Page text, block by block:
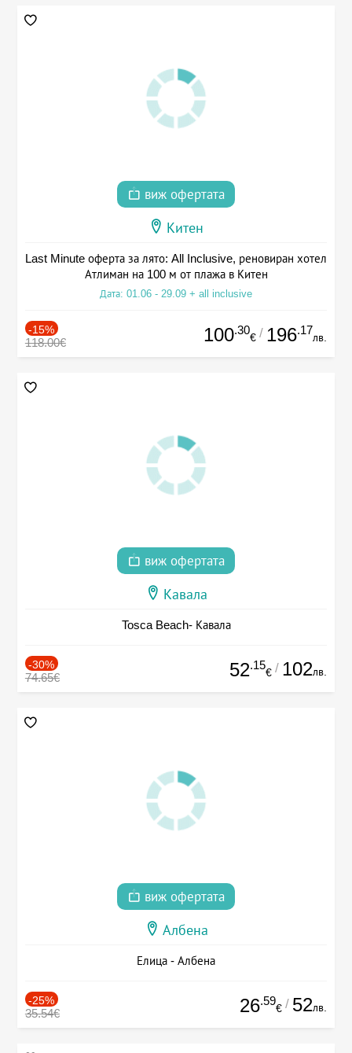
виж офертата
Китен
Last Minute оферта за лято: All Inclusive, реновиран хотел
Атлиман на 100 м от плажа в Китен
Дата: 01.06 - 29.09 + all inclusive
-15%
118.00€ 100.30
€ / 196.17
лв.
виж офертата
Кавала
Tosca Beach- Кавала
-30%
74.65€ 52.15
€ / 102лв.
виж офертата
Албена
Елица - Албена
-25%
35.54€ 26.59
€ / 52лв.